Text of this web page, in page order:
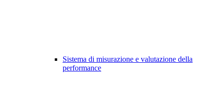
Sistema di misurazione e valutazione della
performance